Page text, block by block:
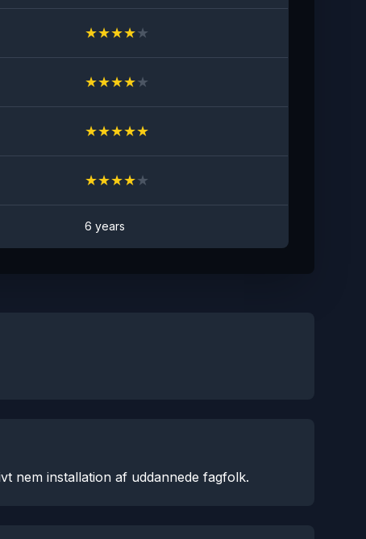
★★★★★
★★★★★
★★★★★
★★★★★
6 years
nem installation af uddannede fagfolk.